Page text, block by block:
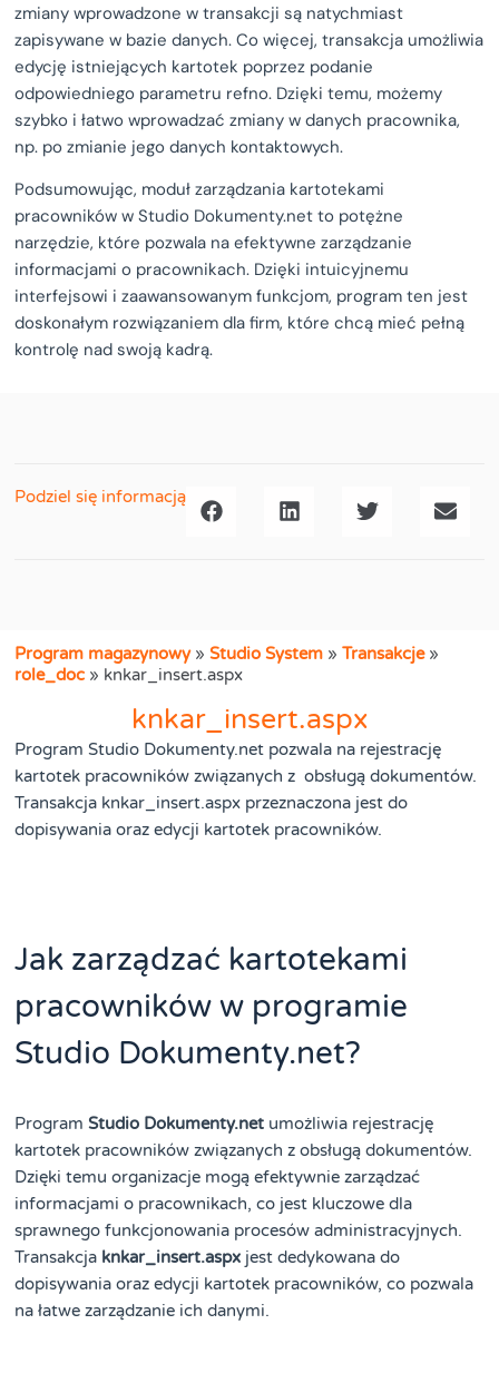
zmiany wprowadzone w transakcji są natychmiast
zapisywane w bazie danych. Co więcej, transakcja umożliwia
edycję istniejących kartotek poprzez podanie
odpowiedniego parametru refno. Dzięki temu, możemy
szybko i łatwo wprowadzać zmiany w danych pracownika,
np. po zmianie jego danych kontaktowych.
Podsumowując, moduł zarządzania kartotekami
pracowników w Studio Dokumenty.net to potężne
narzędzie, które pozwala na efektywne zarządzanie
informacjami o pracownikach. Dzięki intuicyjnemu
interfejsowi i zaawansowanym funkcjom, program ten jest
doskonałym rozwiązaniem dla firm, które chcą mieć pełną
kontrolę nad swoją kadrą.
Podziel się informacją
Program magazynowy»Studio System »Transakcje»
role_doc » knkar_insert.aspx
knkar_insert.aspx
Program Studio Dokumenty.net pozwala na rejestrację
kartotek pracowników związanych z obsługą dokumentów.
Transakcja knkar_insert.aspx przeznaczona jest do
dopisywania oraz edycji kartotek pracowników.
Jak zarządzać kartotekami
pracowników w programie
Studio Dokumenty.net?
ProgramStudio Dokumenty.net umożliwia rejestrację
kartotek pracowników związanych z obsługą dokumentów.
Dzięki temu organizacje mogą efektywnie zarządzać
informacjami o pracownikach, co jest kluczowe dla
sprawnego funkcjonowania procesów administracyjnych.
Transakcja knkar_insert.aspx jest dedykowana do
dopisywania oraz edycji kartotek pracowników, co pozwala
na łatwe zarządzanie ich danymi.